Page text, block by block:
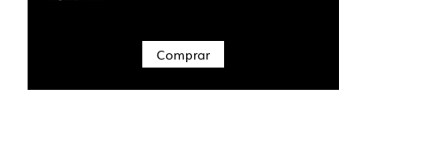
Comprar